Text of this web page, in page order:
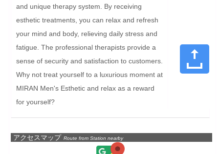
and unique therapy system. By receiving
esthetic treatments, you can relax and refresh
your mind and body, relieving daily stress and
fatigue. The professional therapists provide a
sense of security and satisfaction to customers.
Why not treat yourself to a luxurious moment at
MIRAN Men's Esthetic and relax as a reward
for yourself?
アクセスマップ Route from Station nearby